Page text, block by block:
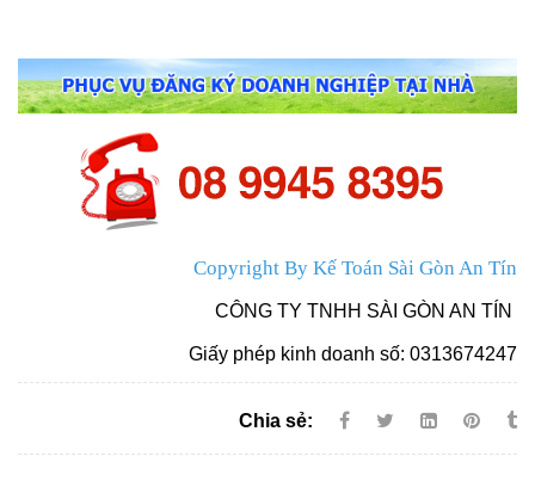
Copyright By Kế Toán Sài Gòn An Tín
CÔNG TY TNHH SÀI GÒN AN TÍN
Giấy phép kinh doanh số: 0313674247
Chia sẻ: